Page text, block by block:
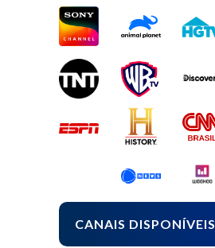
CANAIS DISPONÍVEIS